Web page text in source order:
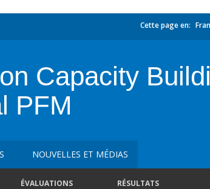
Cette page en:
Capacity
PFM
NOUVELLES ET MÉDIAS
ÉVALUATIONS RÉSULTATS